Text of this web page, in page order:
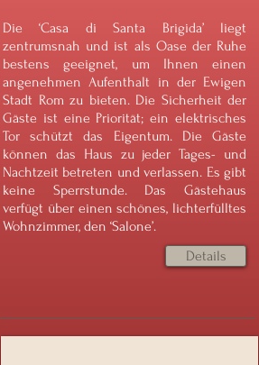
Die ‘Casa di Santa Brigida’ liegt
zentrumsnah und ist als Oase der Ruhe
bestens geeignet, um Ihnen einen
angenehmen Aufenthalt in der Ewigen
Stadt Rom zu bieten. Die Sicherheit der
Gäste ist eine Priorität; ein elektrisches
Tor schützt das Eigentum. Die Gäste
können das Haus zu jeder Tages- und
Nachtzeit betreten und verlassen. Es gibt
keine Sperrstunde. Das Gästehaus
verfügt über einen schönes, lichterfülltes
Wohnzimmer, den ‘Salone’.
Details